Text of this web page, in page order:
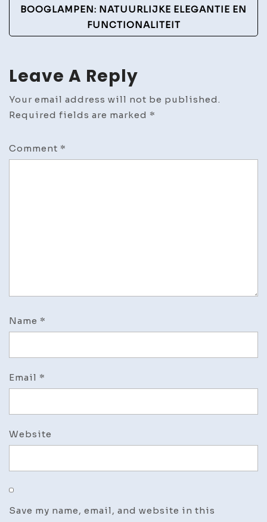
BOOGLAMPEN: NATUURLIJKE ELEGANTIE EN
FUNCTIONALITEIT
Leave A Reply
Your email address will not be published.
Required fields are marked *
Comment *
Name *
Email *
Website
Save my name, email, and website in this